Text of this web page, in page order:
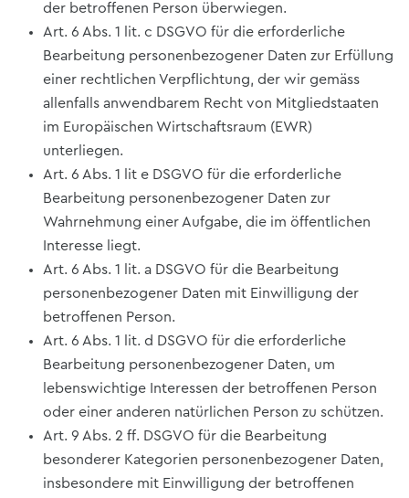
der betroffenen Person überwiegen.
Art. 6 Abs. 1 lit. c DSGVO für die erforderliche
Bearbeitung personenbezogener Daten zur Erfüllung
einer rechtlichen Verpflichtung, der wir gemäss
allenfalls anwendbarem Recht von Mitgliedstaaten
im Europäischen Wirtschaftsraum (EWR)
unterliegen.
Art. 6 Abs. 1 lit e DSGVO für die erforderliche
Bearbeitung personenbezogener Daten zur
Wahrnehmung einer Aufgabe, die im öffentlichen
Interesse liegt.
Art. 6 Abs. 1 lit. a DSGVO für die Bearbeitung
personenbezogener Daten mit Einwilligung der
betroffenen Person.
Art. 6 Abs. 1 lit. d DSGVO für die erforderliche
Bearbeitung personenbezogener Daten, um
lebenswichtige Interessen der betroffenen Person
oder einer anderen natürlichen Person zu schützen.
Art. 9 Abs. 2 ff. DSGVO für die Bearbeitung
besonderer Kategorien personenbezogener Daten,
insbesondere mit Einwilligung der betroffenen